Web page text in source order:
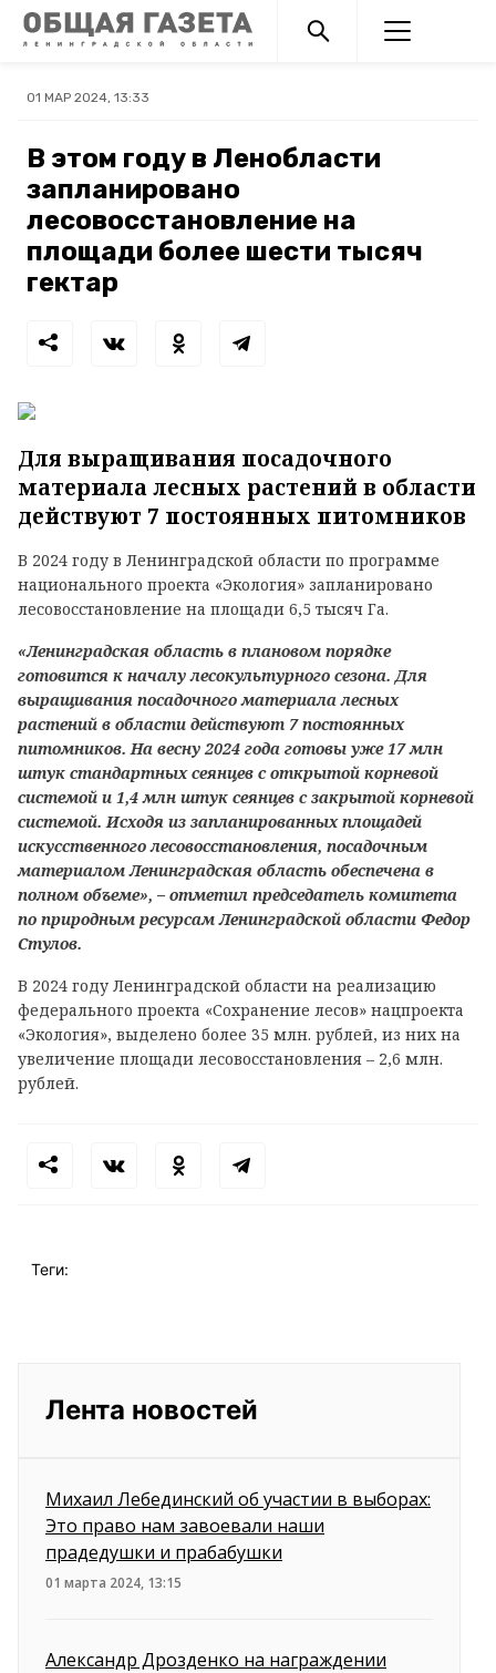
01 МАР 2024, 13:33
В этом году в Ленобласти
запланировано
лесовосстановление на
площади более шести тысяч
гектар
Для выращивания посадочного
материала лесных растений в области
действуют 7 постоянных питомников
В 2024 году в Ленинградской области по программе
национального проекта «Экология» запланировано
лесовосстановление на площади 6,5 тысяч Га.
«Ленинградская область в плановом порядке
готовится к началу лесокультурного сезона. Для
выращивания посадочного материала лесных
растений в области действуют 7 постоянных
питомников. На весну 2024 года готовы уже 17 млн
штук стандартных сеянцев с открытой корневой
системой и 1,4 млн штук сеянцев с закрытой корневой
системой. Исходя из запланированных площадей
искусственного лесовосстановления, посадочным
материалом Ленинградская область обеспечена в
полном объеме», – отметил председатель комитета
по природным ресурсам Ленинградской области Федор
Стулов.
В 2024 году Ленинградской области на реализацию
федерального проекта «Сохранение лесов» нацпроекта
«Экология», выделено более 35 млн. рублей, из них на
увеличение площади лесовосстановления – 2,6 млн.
рублей.
Теги:
Лента новостей
Михаил Лебединский об участии в выборах:
Это право нам завоевали наши
прадедушки и прабабушки
01 марта 2024, 13:15
Александр Дрозденко на награждении